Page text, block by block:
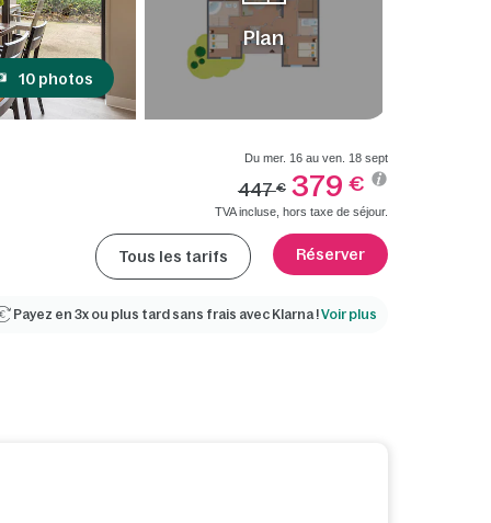
10 photos
Plan
Du mer. 16 au ven. 18 sept
447€ 379 €
TVA incluse, hors taxe de séjour.
Tous les tarifs Réserver
Payez en 3x ou plus tard sans frais avec Klarna !Voir plus